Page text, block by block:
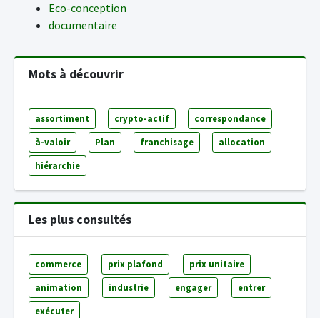
Eco-conception
documentaire
Mots à découvrir
assortiment crypto-actif correspondance
à-valoir Plan franchisage allocation
hiérarchie
Les plus consultés
commerce prix plafond prix unitaire
animation industrie engager entrer
exécuter